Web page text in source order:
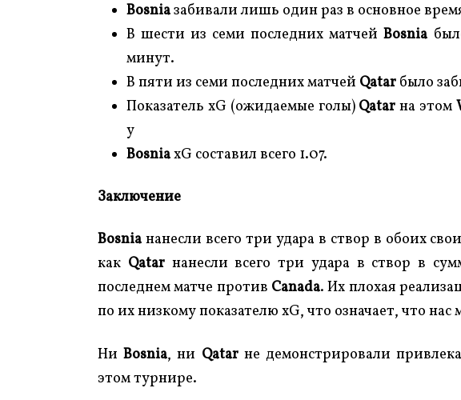
Bosniaзабивали лишь один раз в основное
В шести из семи последних матчейBosnia
минут.
В пяти из семи последних матчей Qatar было
Показатель xG (ожидаемые голы) Qatar на этом
у
BosniaxG составил всего 1.07.
Заключение
Bosnia нанесли всего три удара в створ в обоих
как Qatarнанесли всего три удара в створ в
последнем матче против Canada. Их плохая
по их низкому показателю xG, что означает, что
НиBosnia, ни Qatarне демонстрировали
этом турнире.